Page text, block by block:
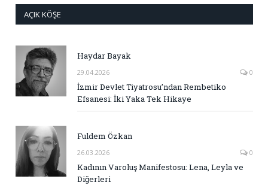
AÇIK KÖŞE
Haydar Bayak
29.04.2026 0
İzmir Devlet Tiyatrosu’ndan Rembetiko
Efsanesi: İki Yaka Tek Hikaye
Fuldem Özkan
26.03.2026 0
Kadının Varoluş Manifestosu: Lena, Leyla ve
Diğerleri